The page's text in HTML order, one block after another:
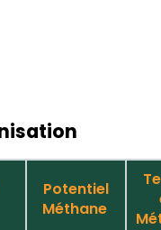
Potentiel
Méthane